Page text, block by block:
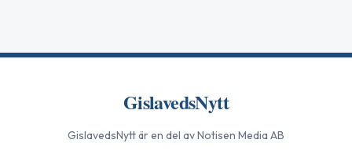
GislavedsNytt
GislavedsNyttär en del av Notisen Media AB